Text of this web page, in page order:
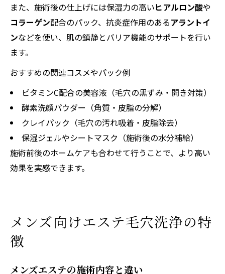
また、施術後の仕上げには保湿力の高いヒアルロン酸や
コラーゲン配合のパック、抗炎症作用のあるアラントイ
ンなどを使い、肌の鎮静とバリア機能のサポートを行い
ます。
おすすめの関連コスメやパック例
ビタミンC配合の美容液（毛穴の黒ずみ・開き対策）
酵素洗顔パウダー（角質・皮脂の分解）
クレイパック（毛穴の汚れ吸着・皮脂除去）
保湿ジェルやシートマスク（施術後の水分補給）
施術前後のホームケアも合わせて行うことで、より高い
効果を実感できます。
メンズ向けエステ毛穴洗浄の特
徴
メンズエステの施術内容と違い